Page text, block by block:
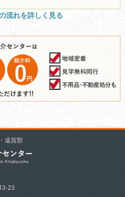
流れを詳しく見る
遠賀郡
23